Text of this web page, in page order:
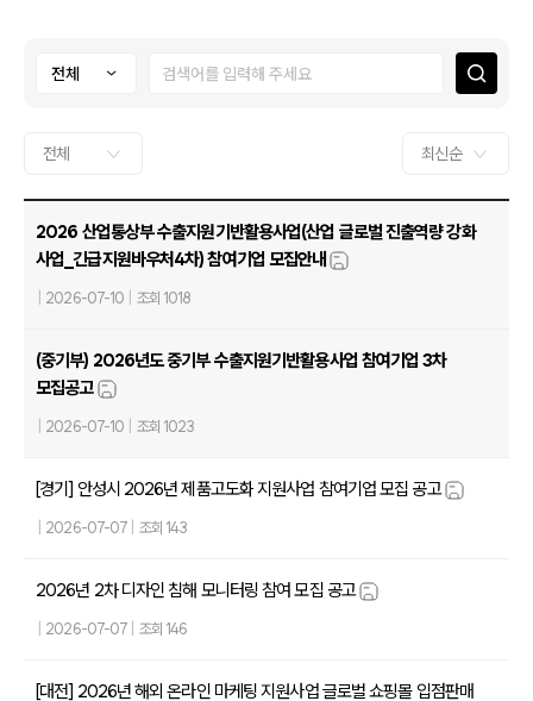
2026 산업통상부 수출지원기반활용사업(산업 글로벌 진출역량 강화
사업_긴급지원바우처4차) 참여기업 모집안내
2026-07-10 조회 1018
(중기부) 2026년도 중기부 수출지원기반활용사업 참여기업 3차
모집공고
2026-07-10 조회 1023
[경기] 안성시 2026년 제품고도화 지원사업 참여기업 모집 공고
2026-07-07 조회 143
2026년 2차 디자인 침해 모니터링 참여 모집 공고
2026-07-07 조회 146
[대전] 2026년 해외 온라인 마케팅 지원사업 글로벌 쇼핑몰 입점판매